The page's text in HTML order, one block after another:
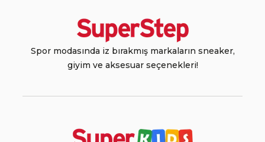
Spor modasında iz bırakmış markaların sneaker,
giyim ve aksesuar seçenekleri!